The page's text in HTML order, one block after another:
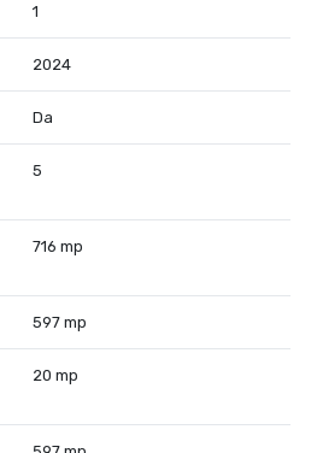
1
2024
Da
5
716 mp
597 mp
20 mp